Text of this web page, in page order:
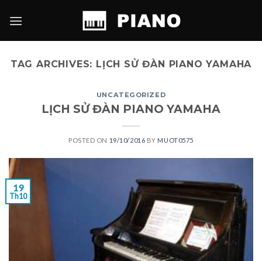
TAG ARCHIVES: LỊCH SỬ ĐÀN PIANO YAMAHA
UNCATEGORIZED
LỊCH SỬ ĐÀN PIANO YAMAHA
POSTED ON 19/10/2016 BY MUOT0575
19
Th10